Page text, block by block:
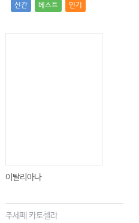
신간 베스트 인기
이탈리아나
주세페 카토첼라